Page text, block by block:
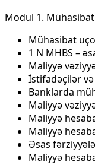
Modul 1.
Mühasibat
1 N MHBS –
Maliyyə
İstifadəçilər
Banklarda
Maliyyə
Maliyyə
Maliyyə
Əsas
Maliyyə